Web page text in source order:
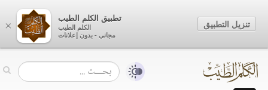
×
تطبيق الكلم الطيب
الكلم الطيب
مجاني - بدون إعلانات
تنزيل التطبيق